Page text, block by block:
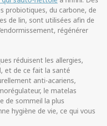
probiotiques, du carbone, de
de lin, sont utilisées afin de
régénérer
réduisent les allergies,
et de ce fait la santé
anti-acariens,
le matelas
de sommeil la plus
hygiène de vie, ce qui vous